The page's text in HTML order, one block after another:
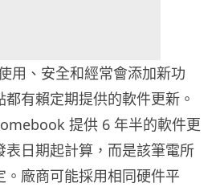
用、安全和經常會添加新功
有賴定期提供的軟件更新。
提供 6 年半的軟件更
表日期起計算，而是該筆電所
廠商可能採用相同硬件平